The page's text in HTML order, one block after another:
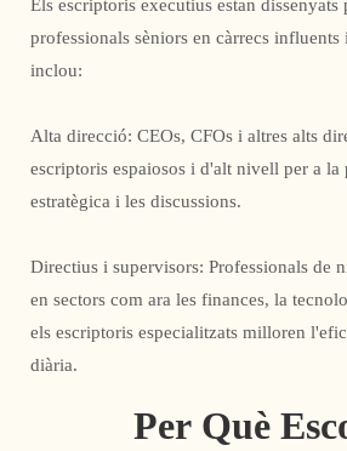
Els escriptoris executius estan
professionals sèniors en càrrecs
inclou:
Alta direcció: CEOs, CFOs i altres alts
escriptoris espaiosos i d'alt nivell per a
estratègica i les discussions.
Directius i supervisors: Professionals de
en sectors com ara les finances, la
els escriptoris especialitzats milloren
diària.
Per Què